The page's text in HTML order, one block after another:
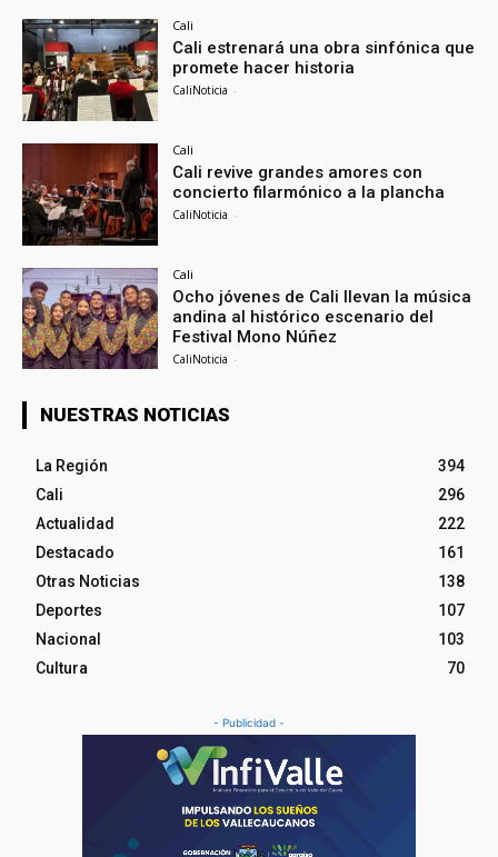
Cali
Cali estrenará una obra sinfónica que
promete hacer historia
CaliNoticia -
Cali
Cali revive grandes amores con
concierto filarmónico a la plancha
CaliNoticia -
Cali
Ocho jóvenes de Cali llevan la música
andina al histórico escenario del
Festival Mono Núñez
CaliNoticia -
NUESTRAS NOTICIAS
La Región
394
Cali
296
Actualidad
222
Destacado
161
Otras Noticias
138
Deportes
107
Nacional
103
Cultura
70
- Publicidad -